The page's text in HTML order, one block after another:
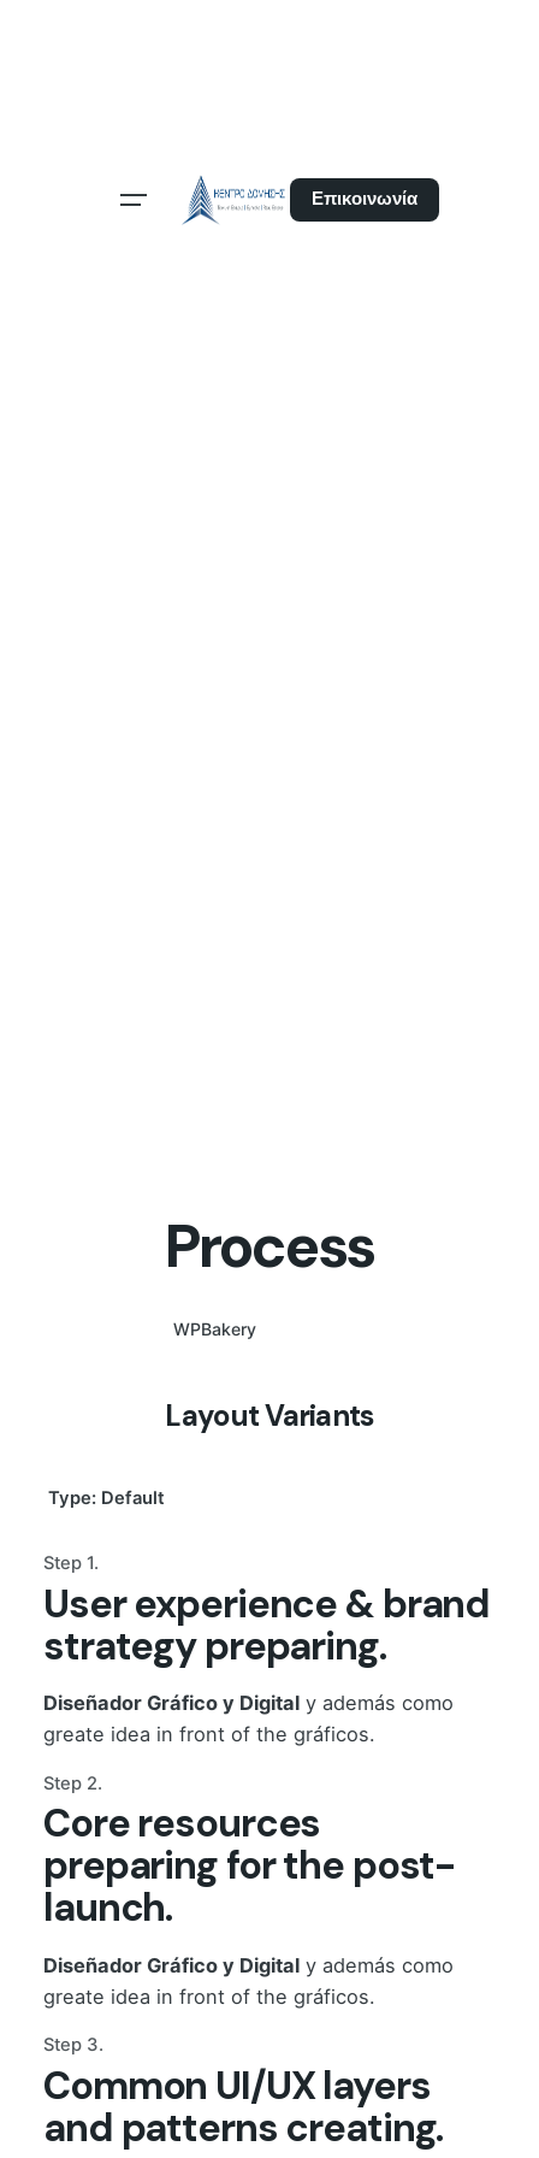
Επικοινωνία
Process
WPBakery
Layout Variants
Type: Default
Step 1.
User experience & brand
strategy preparing.
Diseñador Gráfico y Digital y además como
greate idea in front of the gráficos.
Step 2.
Core resources
preparing for the post-
launch.
Diseñador Gráfico y Digital y además como
greate idea in front of the gráficos.
Step 3.
Common UI/UX layers
and patterns creating.